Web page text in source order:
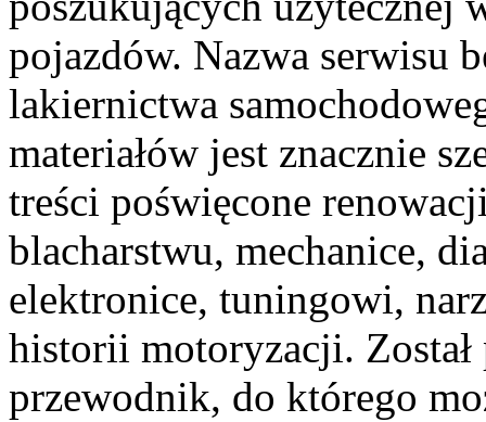
pojazdów. Nazwa serwisu
lakiernictwa
materiałów jest znacznie
treści poświęcone
blacharstwu, mechanice,
elektronice, tuningowi,
historii motoryzacji.
przewodnik, do którego